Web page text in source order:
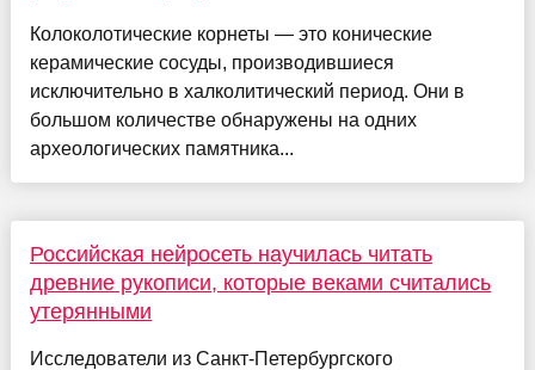
Колоколотические корнеты — это конические
керамические сосуды, производившиеся
исключительно в халколитический период. Они в
большом количестве обнаружены на одних
археологических памятника...
Российская нейросеть научилась читать
древние рукописи, которые веками считались
утерянными
Исследователи из Санкт-Петербургского